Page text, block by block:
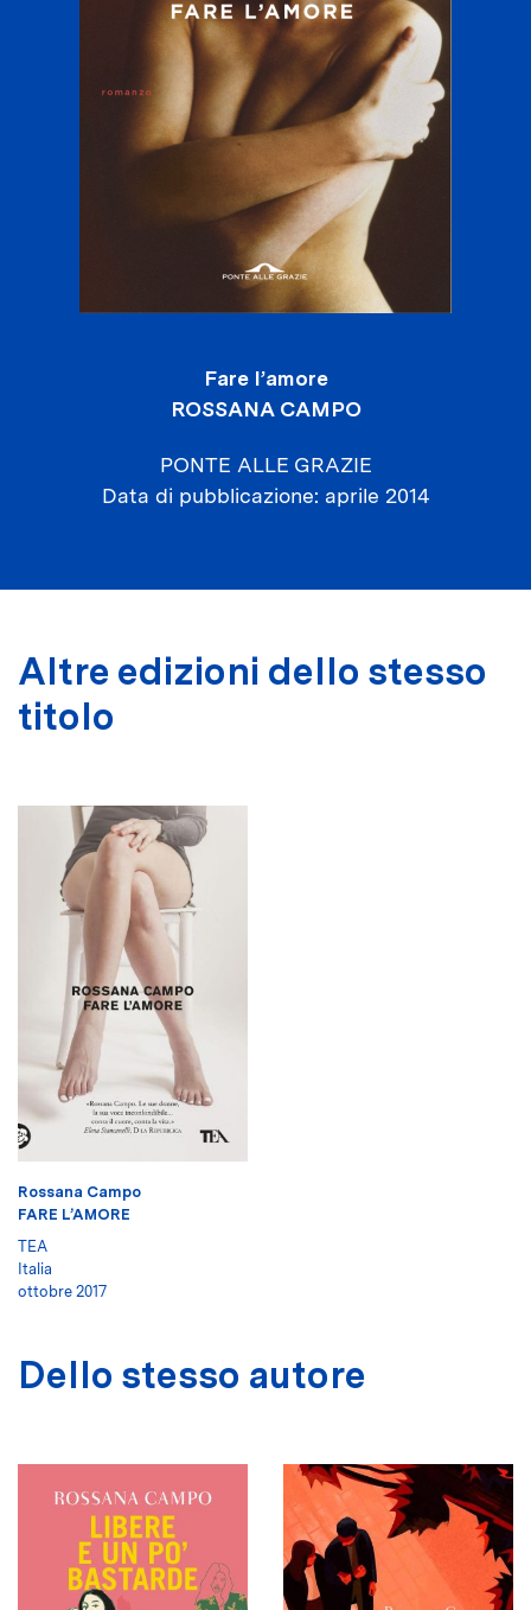
Fare l’amore
ROSSANA CAMPO
PONTE ALLE GRAZIE
Data di pubblicazione aprile 2014
Altre edizioni dello stesso
titolo
Rossana Campo
FARE L’AMORE
TEA
Italia
ottobre 2017
Dello stesso autore